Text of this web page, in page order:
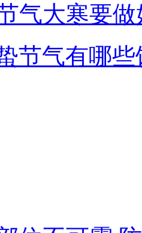
气大寒要
节气有哪